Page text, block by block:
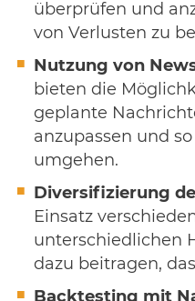
überprüfen und
von Verlusten zu
Nutzung von
bieten die
geplante
anzupassen und
umgehen.
Diversifizierung
Einsatz
unterschiedlichen
dazu beitragen,
Backtesting mit